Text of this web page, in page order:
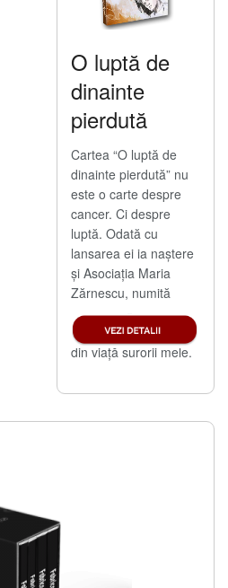
O luptă de
dinainte
pierdută
Cartea “O luptă de
dinainte pierdută” nu
este o carte despre
cancer. Ci despre
luptă. Odată cu
lansarea ei ia naştere
şi Asociaţia Maria
Zărnescu, numită
după mama mea care
şi-a dedicat 26 de ani
din viaţă surorii mele.